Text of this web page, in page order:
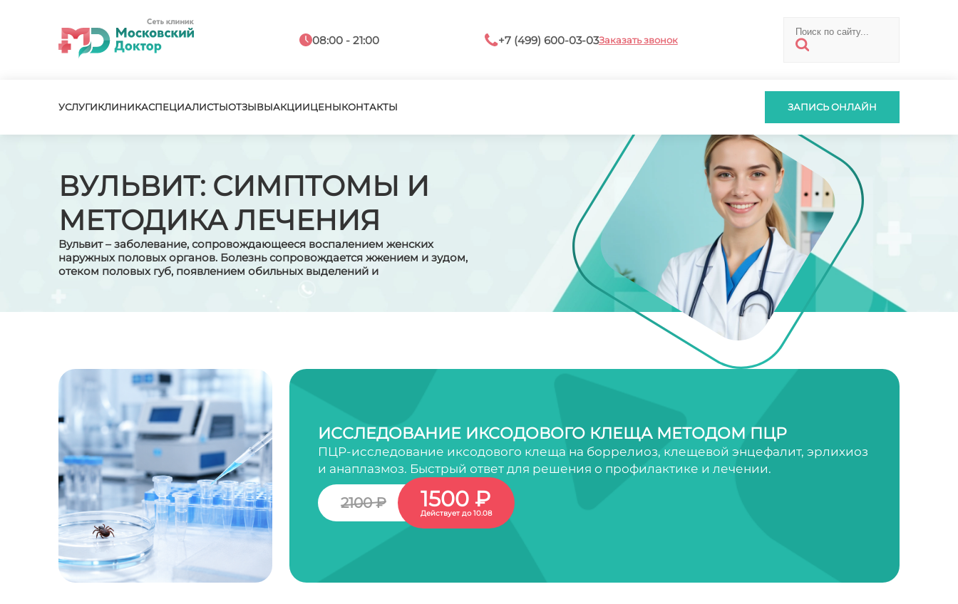
08:00 - 21:00 +7 (499) 600-03-03Заказать звонок
УСЛУГИКЛИНИКАСПЕЦИАЛИСТЫОТЗЫВЫАКЦИИЦЕНЫКОНТАКТЫ ЗАПИСЬ ОНЛАЙН
ВУЛЬВИТ: СИМПТОМЫ И
МЕТОДИКА ЛЕЧЕНИЯ
Вульвит – заболевание, сопровождающееся воспалением женских
наружных половых органов. Болезнь сопровождается жжением и зудом,
отеком половых губ, появлением обильных выделений и
ИССЛЕДОВАНИЕ ИКСОДОВОГО КЛЕЩА МЕТОДОМ ПЦР
ПЦР-исследование иксодового клеща на боррелиоз, клещевой энцефалит, эрлихиоз
и анаплазмоз. Быстрый ответ для решения о профилактике и лечении.
2100 ₽ 1500 ₽
Действует до 10.08